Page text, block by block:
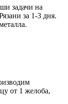
задачи на
за 1-3 дня.
от 1 желоба,